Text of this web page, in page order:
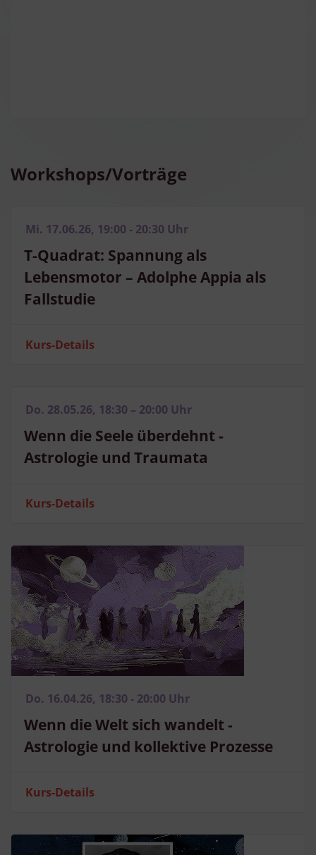
Workshops/Vorträge
Mi. 17.06.26, 19:00 - 20:30 Uhr
T-Quadrat: Spannung als
Lebensmotor – Adolphe Appia als
Fallstudie
Kurs-Details
Do. 28.05.26, 18:30 – 20:00 Uhr
Wenn die Seele überdehnt -
Astrologie und Traumata
Kurs-Details
Do. 16.04.26, 18:30 - 20:00 Uhr
Wenn die Welt sich wandelt -
Astrologie und kollektive Prozesse
Kurs-Details